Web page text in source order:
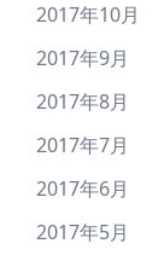
2017年10月
2017年9月
2017年8月
2017年7月
2017年6月
2017年5月